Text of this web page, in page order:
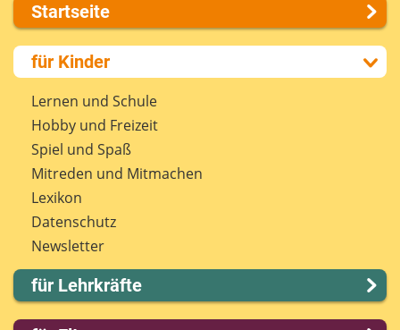
Startseite
Über uns
Presse
Kontakt
Impressum
Internet-ABC Sitemap
Barrierefreiheit
Länderprojekte
für Kinder
Lernen und Schule
Hobby und Freizeit
Spiel und Spaß
Mitreden und Mitmachen
Lexikon
Datenschutz
Newsletter
für Lehrkräfte
Lernmodule